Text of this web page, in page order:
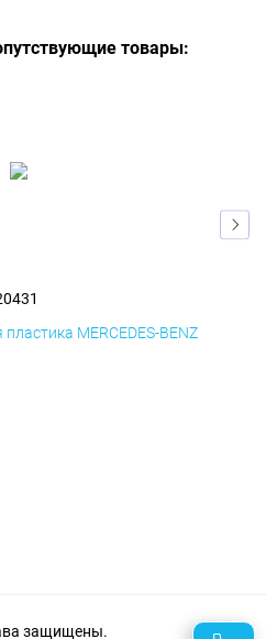
товары:
MERCEDES-BENZ
защищены.